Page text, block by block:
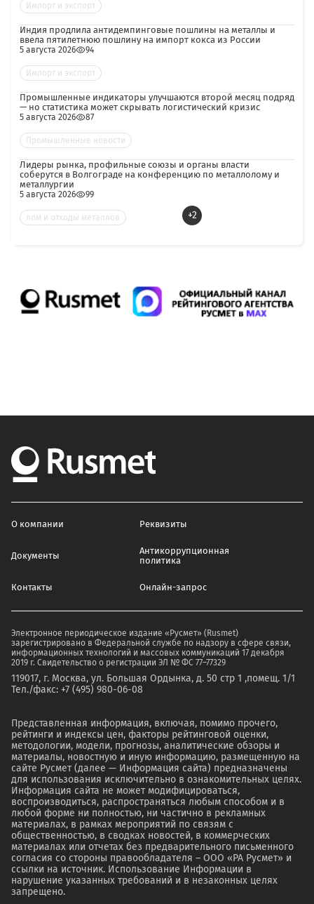
Импорт и экспорт
Индия продлила антидемпинговые пошлины на металлы и
ввела пятилетнюю пошлину на импорт кокса из России
5 августа 2026 94
Импорт и экспорт
Промышленные индикаторы улучшаются второй месяц подряд
— но статистика может скрывать логистический кризис
5 августа 2026 87
Промышленные новости
Лидеры рынка, профильные союзы и органы власти
соберутся в Волгограде на конференцию по металлолому и
металлургии
5 августа 2026 99
лом и отходы металлов +2
О компании Реквизиты
Документы
Антикоррупционная
политика
Контакты Онлайн-запрос
Электронное периодическое издание «Русмет» (Rusmet)
зарегистрировано в Федеральной службе по надзору в сфере связи,
информационных технологий и массовых коммуникаций 17 декабря
2019 г. Свидетельство о регистрации ЭЛ № ФС 77–77329
119017, г. Москва, ул. Большая Ордынка, д. 50 стр 1 ,помещ. 1/1
Тел./факс: +7 (495) 980-06-08
Представленная информация, включая, помимо прочего,
рейтинги и индексы цен, факторы рейтинговой оценки,
методологии, модели, прогнозы, аналитические обзоры и
материалы, новостную и иную информацию, размещенную на
сайте Русмет (далее — Информация сайта) предназначены
для использования исключительно в ознакомительных целях.
Информация сайта не может модифицироваться,
воспроизводиться, распространяться любым способом и в
любой форме ни полностью, ни частично в рекламных
материалах, в рамках мероприятий по связям с
общественностью, в сводках новостей, в коммерческих
материалах или отчетах без предварительного письменного
согласия со стороны правообладателя – ООО «РА Русмет» и
ссылки на источник. Использование Информации в
нарушение указанных требований и в незаконных целях
запрещено.